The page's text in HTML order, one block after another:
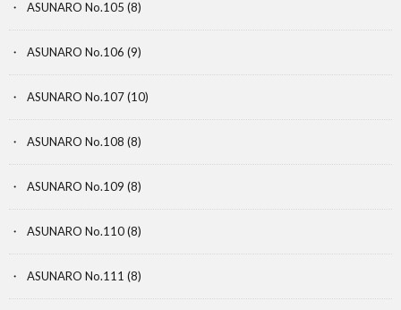
ASUNARO No.105 (8)
ASUNARO No.106 (9)
ASUNARO No.107(10)
ASUNARO No.108 (8)
ASUNARO No.109 (8)
ASUNARO No.110(8)
ASUNARO No.111 (8)